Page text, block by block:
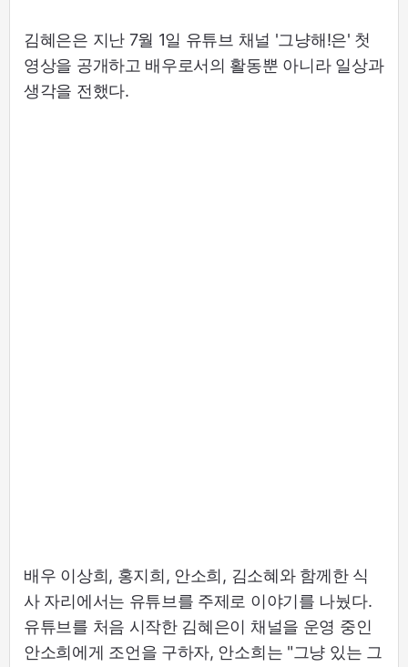
김혜은은 지난 7월 1일 유튜브 채널 '그냥해!은' 첫
영상을 공개하고 배우로서의 활동뿐 아니라 일상과
생각을 전했다.
배우 이상희, 홍지희, 안소희, 김소혜와 함께한 식
사 자리에서는 유튜브를 주제로 이야기를 나눴다.
유튜브를 처음 시작한 김혜은이 채널을 운영 중인
안소희에게 조언을 구하자, 안소희는 "그냥 있는 그